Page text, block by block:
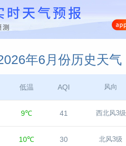
年6月份历史天气
低温 AQI 风向
9℃ 41 西北风3级
10℃ 30 北风3级